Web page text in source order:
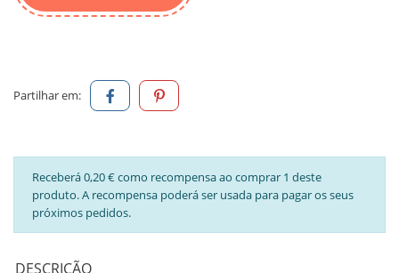
Partilhar em:
Receberá 0,20 € como recompensa ao comprar 1 deste
produto. A recompensa poderá ser usada para pagar os seus
próximos pedidos.
DESCRIÇÃO